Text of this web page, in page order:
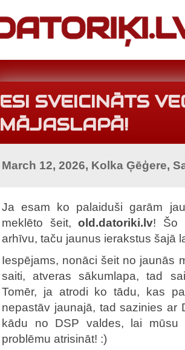
ESI SVEICINĀTS
MĀJASLAPĀ!
March 12, 2026, Kolka Ģēģere,
Ja esam ko palaiduši garām
meklēto šeit,old.datoriki.lv! Šo
arhīvu, taču jaunus ierakstus šajā
Iespējams, nonāci šeit no jaunās
saiti, atveras sākumlapa, tad
Tomēr, ja atrodi ko tādu, kas
nepastāv jaunajā, tad sazinies ar
kādu no DSP valdes, lai mūsu
problēmu atrisināt! :)